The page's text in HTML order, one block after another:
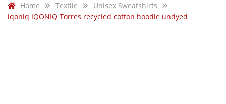
Home Textile
Unisex Sweatshirts
iqoniq IQONIQ Torres recycled cotton hoodie undyed